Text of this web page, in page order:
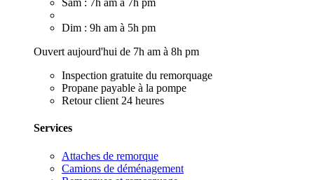
Sam : 7h am à 7h pm
Dim : 9h am à 5h pm
Ouvert aujourd'hui de 7h am à 8h pm
Inspection gratuite du remorquage
Propane payable à la pompe
Retour client 24 heures
Services
Attaches de remorque
Camions de déménagement